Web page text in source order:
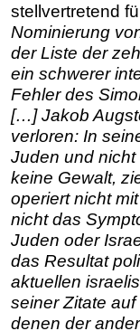
stellvertretend
Nominierung
der Liste der
ein schwerer
Fehler des
[…] Jakob
verloren: In
Juden und
keine Gewalt,
operiert nicht
nicht das
Juden oder
das Resultat
aktuellen
seiner Zitate
denen der